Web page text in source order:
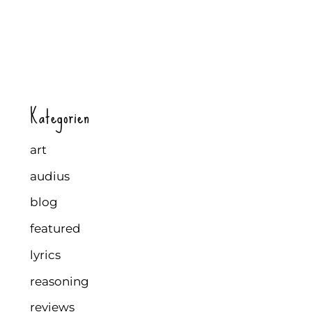
Kategorien
art
audius
blog
featured
lyrics
reasoning
reviews